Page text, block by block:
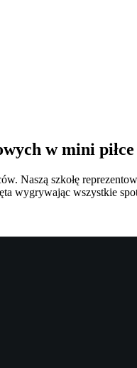
w mini
Naszą szkołę
wygrywając wszystkie